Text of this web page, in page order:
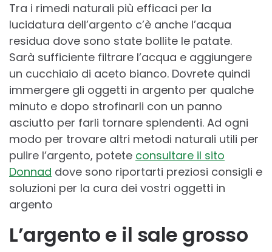
Tra i rimedi naturali più efficaci per la
lucidatura dell’argento c’è anche l’acqua
residua dove sono state bollite le patate.
Sarà sufficiente filtrare l’acqua e aggiungere
un cucchiaio di aceto bianco. Dovrete quindi
immergere gli oggetti in argento per qualche
minuto e dopo strofinarli con un panno
asciutto per farli tornare splendenti. Ad ogni
modo per trovare altri metodi naturali utili per
pulire l’argento, potete consultare il sito
Donnad dove sono riportarti preziosi consigli e
soluzioni per la cura dei vostri oggetti in
argento
L’argento e il sale grosso